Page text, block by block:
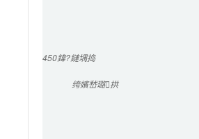
450鍏?鏈堣捣
绔嬪嵆璐拱